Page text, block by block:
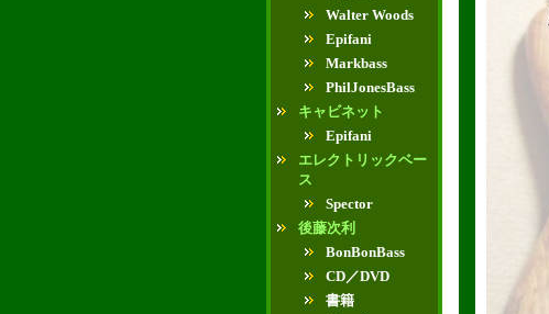
Walter Woods
Epifani
Markbass
PhilJonesBass
キャビネット
Epifani
エレクトリックベー
ス
Spector
後藤次利
BonBonBass
CD／DVD
書籍